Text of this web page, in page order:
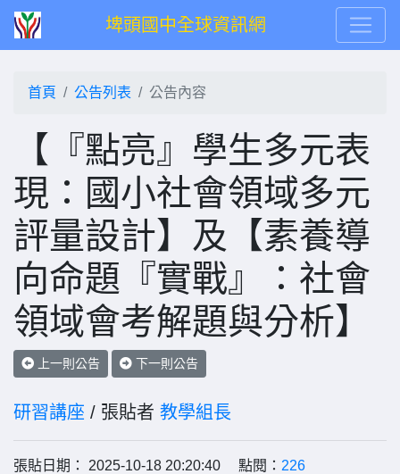
埤頭國中全球資訊網
首頁 公告列表 公告內容
【『點亮』學生多元表
現：國小社會領域多元
評量設計】及【素養導
向命題『實戰』：社會
領域會考解題與分析】
上一則公告 下一則公告
研習講座 / 張貼者 教學組長
張貼日期： 2025-10-18 20:20:40 點閱： 226